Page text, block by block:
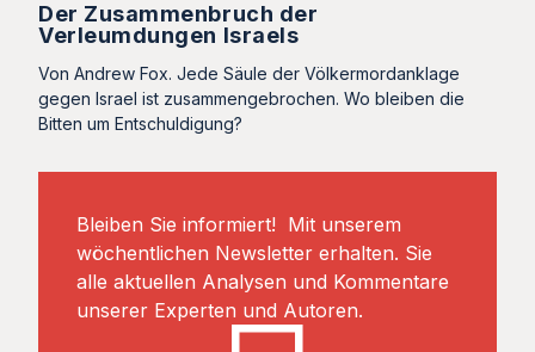
Der Zusammenbruch der
Verleumdungen Israels
Von Andrew Fox. Jede Säule der Völkermordanklage
gegen Israel ist zusammengebrochen. Wo bleiben die
Bitten um Entschuldigung?
Bleiben Sie informiert! Mit unserem
wöchentlichen Newsletter erhalten. Sie
alle aktuellen Analysen und Kommentare
unserer Experten und Autoren.